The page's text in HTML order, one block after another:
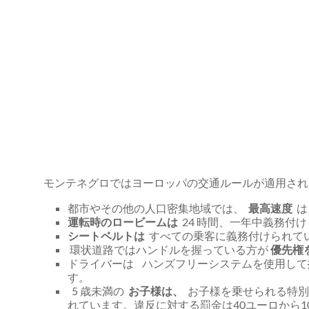
モンテネグロではヨーロッパの交通ルールが適用さ
都市やその他の人口密集地域では、 最高速度
運転時のロービームは 24 時間、一年中義務付
シートベルトは すべての乗客に義務付けられ
環状道路ではハンドルを握っている方が優先権
ドライバーは ハンズフリーシステムを使用して
す。
5 歳未満の お子様は、
お子様を乗せられる特
れています。違反に対する罰金は40ユーロから